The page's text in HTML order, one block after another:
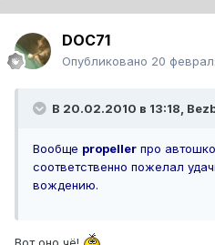
DOC71
Опубликовано 20
В 20.02.2010 в 13:18,
Вообще propeller про
соответственно пожелал
вождению.